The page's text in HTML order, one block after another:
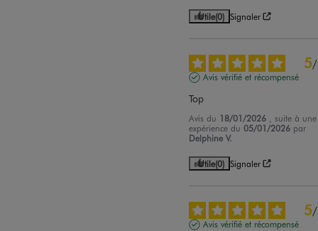
Utile(0) Signaler
5/
Avis vérifié et récompensé
Top
Avis du 18/01/2026
, suite à une
expérience du05/01/2026 par
Delphine V.
Utile(0) Signaler
5/
Avis vérifié et récompensé